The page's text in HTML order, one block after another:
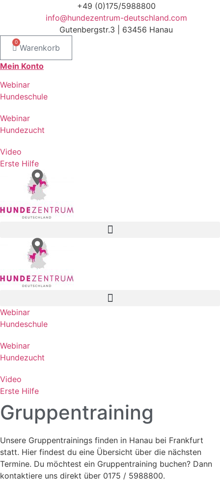
+49 (0)175/5988800
info@hundezentrum-deutschland.com
Gutenbergstr.3 | 63456 Hanau
0
Warenkorb
Mein Konto
Webinar
Hundeschule
Webinar
Hundezucht
Video
Erste Hilfe
Webinar
Hundeschule
Webinar
Hundezucht
Video
Erste Hilfe
Gruppentraining
Unsere Gruppentrainings finden in Hanau bei Frankfurt
statt. Hier findest du eine Übersicht über die nächsten
Termine. Du möchtest ein Gruppentraining buchen? Dann
kontaktiere uns direkt über 0175 / 5988800.